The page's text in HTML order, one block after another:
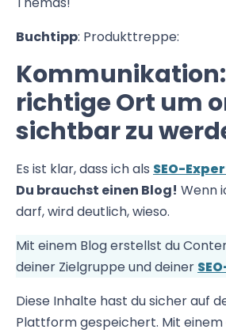
Buchtipp: Produkttreppe:
richtige Ort um
sichtbar zu
Es ist klar, dass ich als SEO-
Du brauchst einen Blog! Wenn
darf, wird deutlich, wieso.
Mit einem Blog erstellst du
deiner Zielgruppe und deiner
Diese Inhalte hast du sicher auf
Plattform gespeichert. Mit